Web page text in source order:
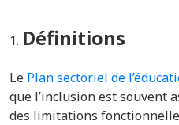
Définitions
Le Plan sectoriel de
que l’inclusion est souvent
des limitations